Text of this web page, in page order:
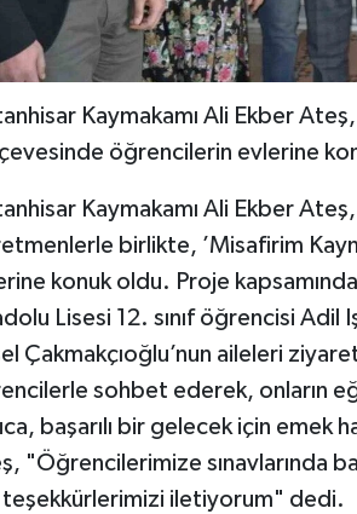
Kaymakamı Ali Ekber
öğrencilerin evlerine
Kaymakamı Ali Ekber
birlikte, ’Misafirim
konuk oldu. Proje
Lisesi 12. sınıf öğrencisi Adil
Çakmakçıoğlu’nun aileleri
sohbet ederek, onların
başarılı bir gelecek için
"Öğrencilerimize sınavlarında
teşekkürlerimizi iletiyorum" dedi.